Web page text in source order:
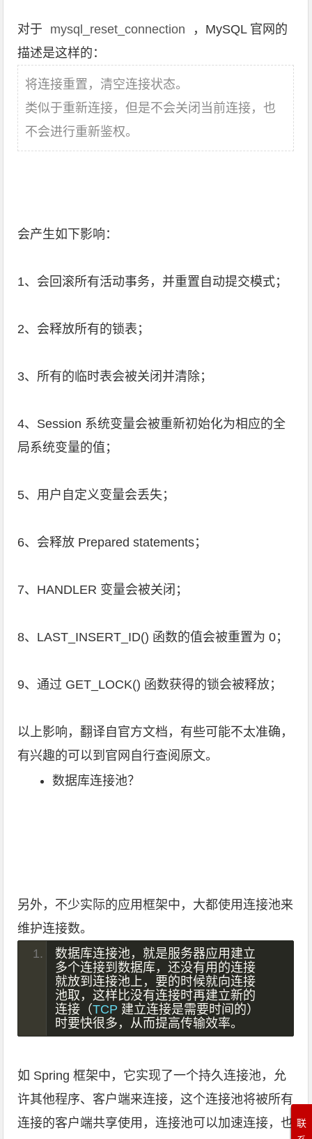
对于 mysql_reset_connection
，MySQL 官网的
描述是这样的：
将连接重置，清空连接状态。
类似于重新连接，但是不会关闭当前连接，也
不会进行重新鉴权。
会产生如下影响：
1、会回滚所有活动事务，并重置自动提交模式；
2、会释放所有的锁表；
3、所有的临时表会被关闭并清除；
4、Session 系统变量会被重新初始化为相应的全
局系统变量的值；
5、用户自定义变量会丢失；
6、会释放 Prepared statements；
7、HANDLER 变量会被关闭；
8、LAST_INSERT_ID() 函数的值会被重置为 0；
9、通过 GET_LOCK() 函数获得的锁会被释放；
以上影响，翻译自官方文档，有些可能不太准确，
有兴趣的可以到官网自行查阅原文。
数据库连接池？
另外，不少实际的应用框架中，大都使用连接池来
维护连接数。
数据库连接池，就是服务器应用建立
多个连接到数据库，还没有用的连接
就放到连接池上，要的时候就向连接
池取，这样比没有连接时再建立新的
连接（TCP 建立连接是需要时间的）
时要快很多，从而提高传输效率。
如 Spring 框架中，它实现了一个持久连接池，允
许其他程序、客户端来连接，这个连接池将被所有
连接的客户端共享使用，连接池可以加速连接，也 联